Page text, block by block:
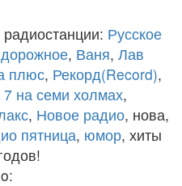
Русское
дорожное, Ваня, Лав
плюс, Рекорд(Record),
7 на семи холмах,
, Новое радио, нова,
пятница, юмор, хиты